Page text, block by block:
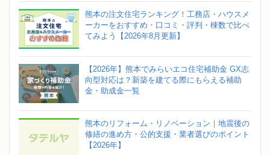
熊本の注文住宅ランキング！工務店・ハウスメ
ーカーをおすすめ・口コミ・評判・棟数で比べ
てみよう【2026年8月更新】
【2026年】熊本でみらいエコ住宅補助金 GX志
向型対応は？新築を建てる際にもらえる補助
金・助成金一覧
熊本のリフォーム・リノベーション｜地震後の
修繕の進め方・公的支援・業者選びのポイント
【2026年】